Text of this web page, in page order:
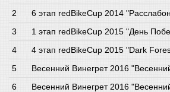
6 этап redBikeCup 2014
1 этап redBikeCup 2015 "День
4 этап redBikeCup 2015 "Dark
Весенний Винегрет 2016
Весенний Винегрет 2016